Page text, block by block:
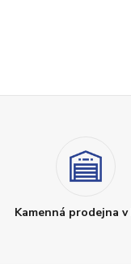
Kamenná prodejna v